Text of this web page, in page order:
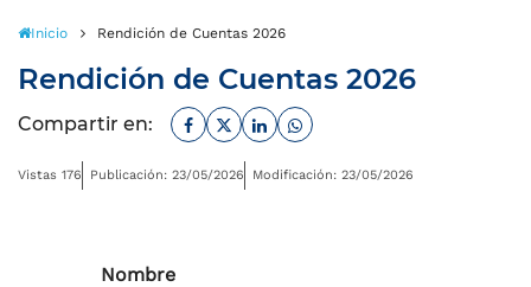
Inicio Rendición de Cuentas 2026
Rendición de Cuentas 2026
Compartir en: Facebook
TwitterLinkedinWhatsapp
Vistas 176 Publicación: 23/05/2026 Modificación: 23/05/2026
Nombre